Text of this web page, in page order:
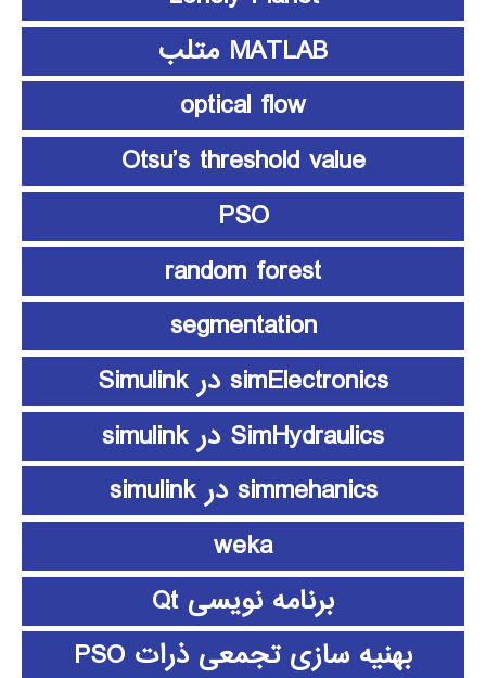
MATLAB متلب
optical flow
Otsu’s threshold value
PSO
random forest
segmentation
simElectronics در Simulink
SimHydraulics در simulink
simmehanics در simulink
weka
برنامه نویسی Qt
بهنیه سازی تجمعی ذرات PSO